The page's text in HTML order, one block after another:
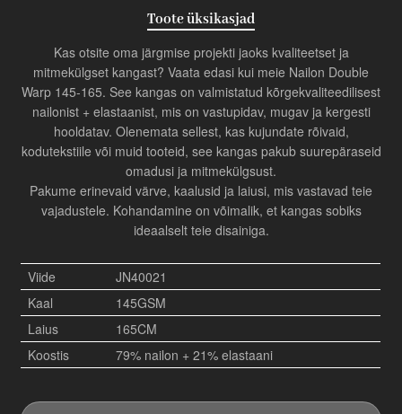
Toote üksikasjad
Kas otsite oma järgmise projekti jaoks kvaliteetset ja
mitmekülgset kangast? Vaata edasi kui meie Nailon Double
Warp 145-165. See kangas on valmistatud kõrgekvaliteedilisest
nailonist + elastaanist, mis on vastupidav, mugav ja kergesti
hooldatav. Olenemata sellest, kas kujundate rõivaid,
kodutekstiile või muid tooteid, see kangas pakub suurepäraseid
omadusi ja mitmekülgsust.
Pakume erinevaid värve, kaalusid ja laiusi, mis vastavad teie
vajadustele. Kohandamine on võimalik, et kangas sobiks
ideaalselt teie disainiga.
Viide
JN40021
Kaal
145GSM
Laius
165CM
Koostis
79% nailon + 21% elastaani